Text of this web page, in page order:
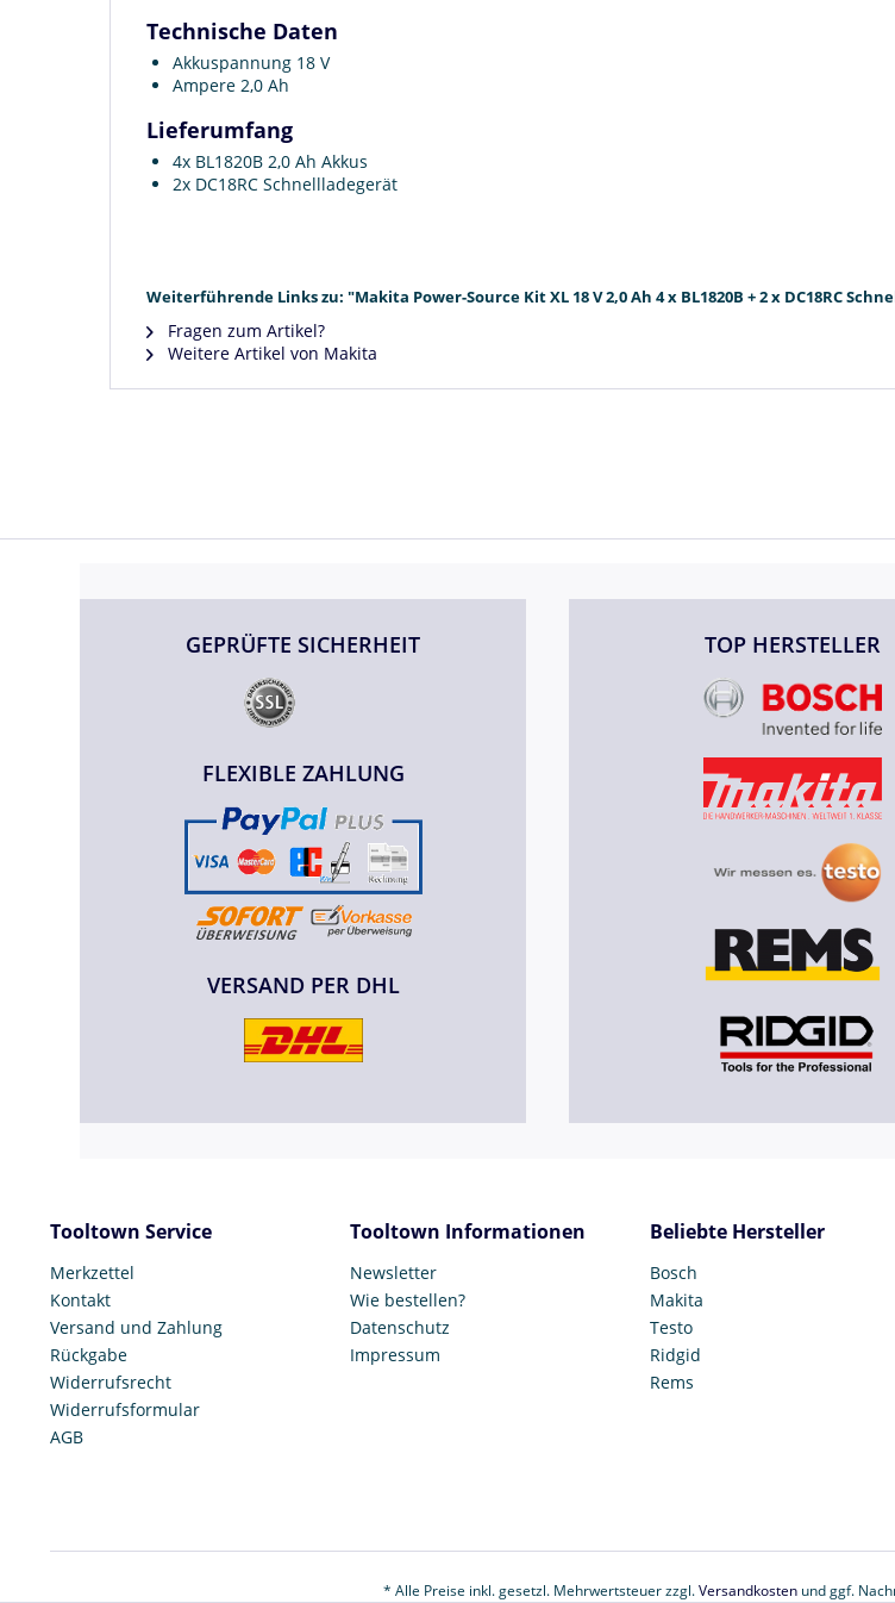
Technische Daten
Akkuspannung 18 V
Ampere 2,0 Ah
Lieferumfang
4x BL1820B 2,0 Ah Akkus
2x DC18RC Schnellladegerät
Weiterführende Links zu: "Makita Power-Source Kit XL 18 V 2,0 Ah 4 x BL1820B + 2 x DC18RC
Fragen zum Artikel?
Weitere Artikel von Makita
GEPRÜFTE SICHERHEIT
FLEXIBLE ZAHLUNG
VERSAND PER DHL
TOP HERSTELLER
Tooltown Service
Merkzettel
Kontakt
Versand und Zahlung
Rückgabe
Widerrufsrecht
Widerrufsformular
AGB
Tooltown Informationen
Newsletter
Wie bestellen?
Datenschutz
Impressum
Beliebte Hersteller
Bosch
Makita
Testo
Ridgid
Rems
* Alle Preise inkl. gesetzl. Mehrwertsteuer zzgl.Versandkostenund ggf.